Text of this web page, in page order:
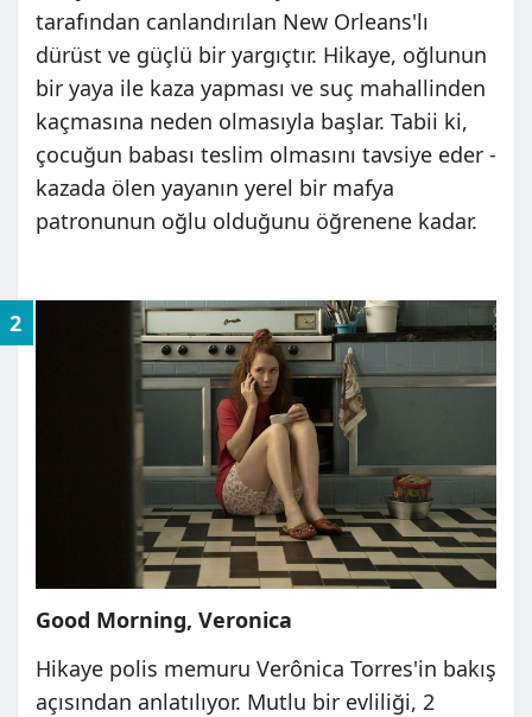
tarafından canlandırılan New Orleans'lı
dürüst ve güçlü bir yargıçtır. Hikaye, oğlunun
bir yaya ile kaza yapması ve suç mahallinden
kaçmasına neden olmasıyla başlar. Tabii ki,
çocuğun babası teslim olmasını tavsiye eder -
kazada ölen yayanın yerel bir mafya
patronunun oğlu olduğunu öğrenene kadar.
2
Good Morning, Veronica
Hikaye polis memuru Verônica Torres'in bakış
açısından anlatılıyor. Mutlu bir evliliği, 2